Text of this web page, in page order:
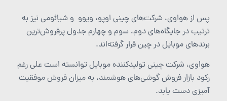
پس از هواوی، شرکت‌های چینی اوپو، ویوو و شیائومی نیز به
ترتیب در جایگاه‌های دوم، سوم و چهارم جدول پرفروش‌ترین
برندهای موبایل در چین قرار گرفته‌اند.
هواوی، شرکت چینی تولیدکننده موبایل توانسته است علی رغم
رکود بازار فروش گوشی‌های هوشمند، به میزان فروش موفقیت
آمیزی دست یابد.